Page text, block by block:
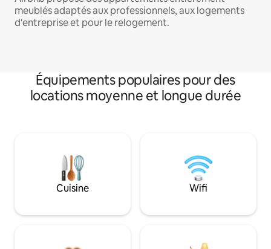
meublés adaptés aux professionnels, aux logements
d'entreprise et pour le relogement.
Équipements populaires pour des
locations moyenne et longue durée
Cuisine Wifi